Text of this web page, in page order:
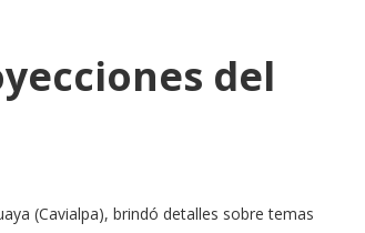
del
(Cavialpa), brindó detalles sobre temas